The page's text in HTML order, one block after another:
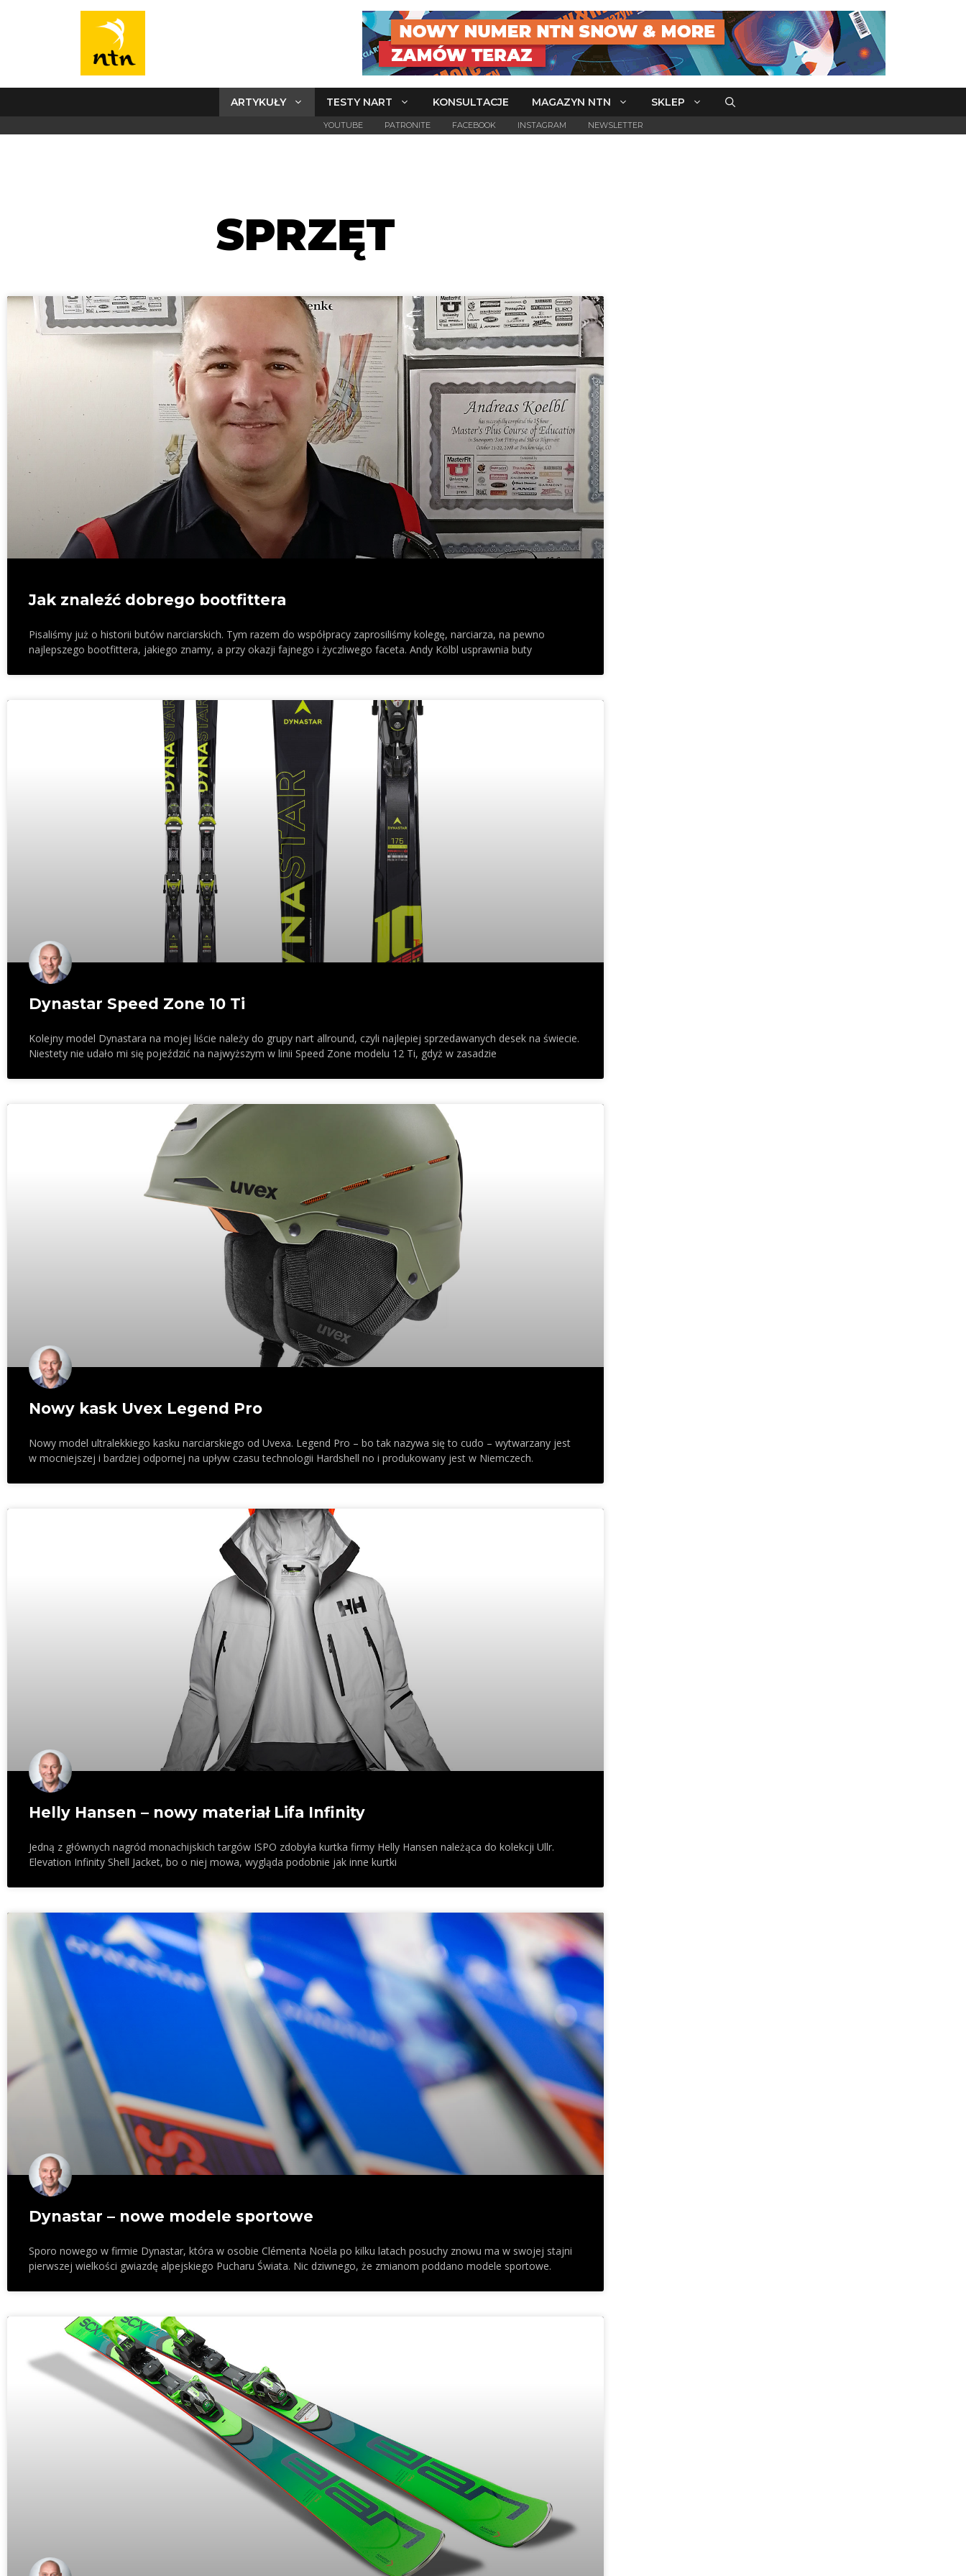
ARTYKUŁY TESTY NART KONSULTACJE MAGAZYN NTN SKLEP
YOUTUBE PATRONITE FACEBOOK INSTAGRAM NEWSLETTER
SPRZĘT
Jak znaleźć dobrego bootfittera
Pisaliśmy już o historii butów narciarskich. Tym razem do współpracy zaprosiliśmy kolegę, narciarza, na pewno
najlepszego bootfittera, jakiego znamy, a przy okazji fajnego i życzliwego faceta. Andy Kölbl usprawnia buty
Dynastar Speed Zone 10 Ti
Kolejny model Dynastara na mojej liście należy do grupy nart allround, czyli najlepiej sprzedawanych desek na świecie.
Niestety nie udało mi się pojeździć na najwyższym w linii Speed Zone modelu 12 Ti, gdyż w zasadzie
Nowy kask Uvex Legend Pro
Nowy model ultralekkiego kasku narciarskiego od Uvexa. Legend Pro – bo tak nazywa się to cudo – wytwarzany jest
w mocniejszej i bardziej odpornej na upływ czasu technologii Hardshell no i produkowany jest w Niemczech.
Helly Hansen – nowy materiał Lifa Infinity
Jedną z głównych nagród monachijskich targów ISPO zdobyła kurtka firmy Helly Hansen należąca do kolekcji Ullr.
Elevation Infinity Shell Jacket, bo o niej mowa, wygląda podobnie jak inne kurtki
Dynastar – nowe modele sportowe
Sporo nowego w firmie Dynastar, która w osobie Clémenta Noëla po kilku latach posuchy znowu ma w swojej stajni
pierwszej wielkości gwiazdę alpejskiego Pucharu Świata. Nic dziwnego, że zmianom poddano modele sportowe.